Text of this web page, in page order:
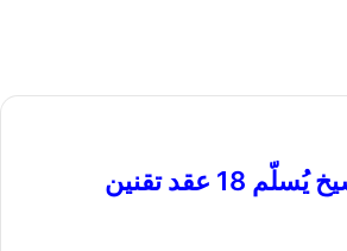
محافظ كفر الشيخ يُسلّم 18 عقد تقنين